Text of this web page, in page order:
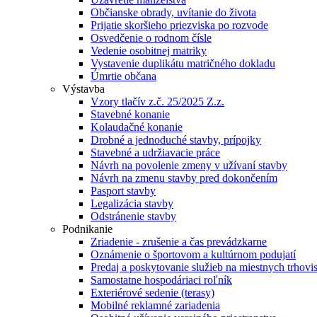
Občianske obrady, uvítanie do života
Prijatie skoršieho priezviska po rozvode
Osvedčenie o rodnom čísle
Vedenie osobitnej matriky
Vystavenie duplikátu matričného dokladu
Úmrtie občana
Výstavba
Vzory tlačív z.č. 25/2025 Z.z.
Stavebné konanie
Kolaudačné konanie
Drobné a jednoduché stavby, prípojky
Stavebné a udržiavacie práce
Návrh na povolenie zmeny v užívaní stavby
Návrh na zmenu stavby pred dokončením
Pasport stavby
Legalizácia stavby
Odstránenie stavby
Podnikanie
Zriadenie - zrušenie a čas prevádzkarne
Oznámenie o športovom a kultúrnom podujatí
Predaj a poskytovanie služieb na miestnych
Samostatne hospodáriaci roľník
Exteriérové sedenie (terasy)
Mobilné reklamné zariadenia